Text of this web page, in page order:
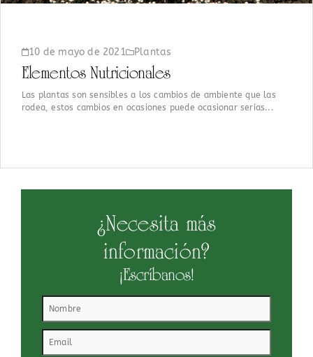
10 de mayo de 2021 Plantas
Elementos Nutricionales
Las plantas son sensibles a los cambios de ambiente que las
rodea, estos cambios en ocasiones puede ocasionar serias...
¿Necesita más
información?
¡Escríbanos!